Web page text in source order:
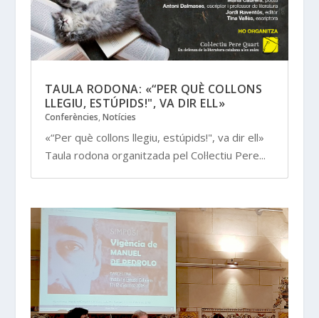
TAULA RODONA: «“PER QUÈ COLLONS
LLEGIU, ESTÚPIDS!", VA DIR ELL»
Conferències, Notícies
«“Per què collons llegiu, estúpids!", va dir ell»
Taula rodona organitzada pel Col·lectiu Pere...